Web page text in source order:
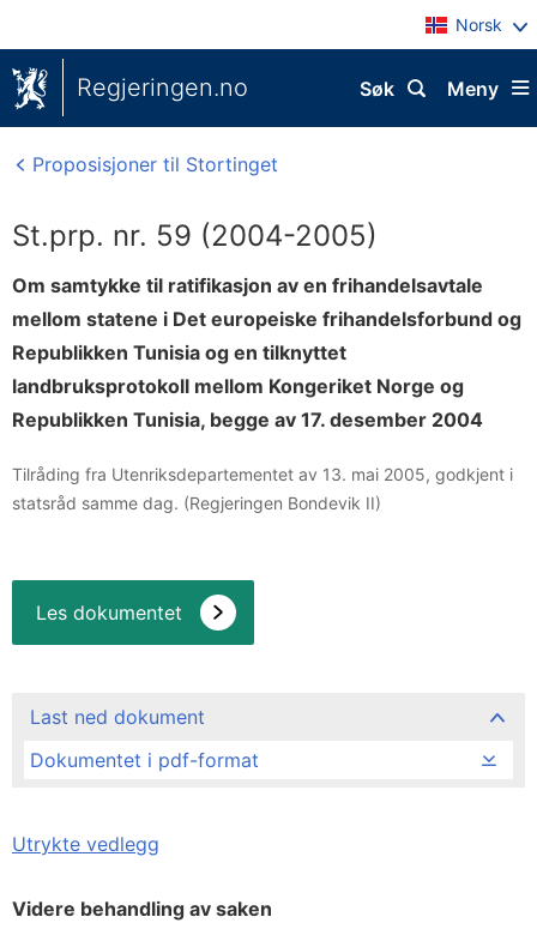
Norsk
Regjeringen.no Meny
Søk
Proposisjoner til Stortinget
St.prp. nr. 59 (2004-2005)
Om samtykke til ratifikasjon av en frihandelsavtale
mellom statene i Det europeiske frihandelsforbund og
Republikken Tunisia og en tilknyttet
landbruksprotokoll mellom Kongeriket Norge og
Republikken Tunisia, begge av 17. desember 2004
Tilråding fra Utenriksdepartementet av 13. mai 2005, godkjent i
statsråd samme dag. (Regjeringen Bondevik II)
Les dokumentet
Last ned dokument
Dokumentet i pdf-format
Utrykte vedlegg
Videre behandling av saken